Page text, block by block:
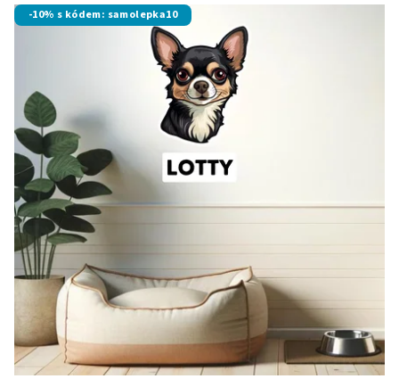
-10% s kódem: samolepka10